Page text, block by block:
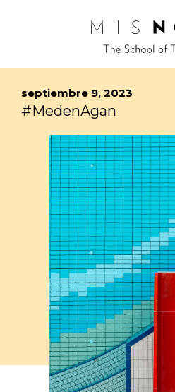
septiembre 9, 2023
#MedenAgan